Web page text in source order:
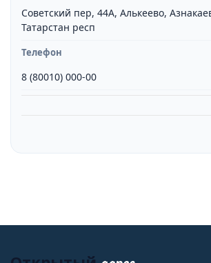
Советский пер, 44А, Алькеево,
Татарстан респ
Телефон
8 (80010) 000-00